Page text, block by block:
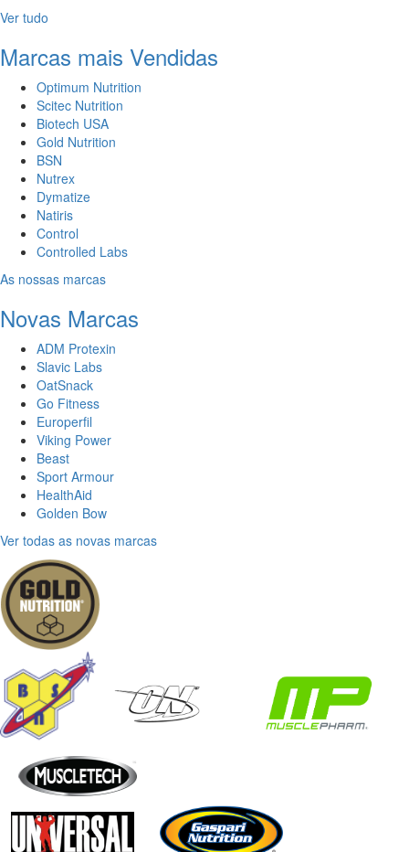
Ver tudo
Marcas mais Vendidas
Optimum Nutrition
Scitec Nutrition
Biotech USA
Gold Nutrition
BSN
Nutrex
Dymatize
Natiris
Control
Controlled Labs
As nossas marcas
Novas Marcas
ADM Protexin
Slavic Labs
OatSnack
Go Fitness
Europerfil
Viking Power
Beast
Sport Armour
HealthAid
Golden Bow
Ver todas as novas marcas